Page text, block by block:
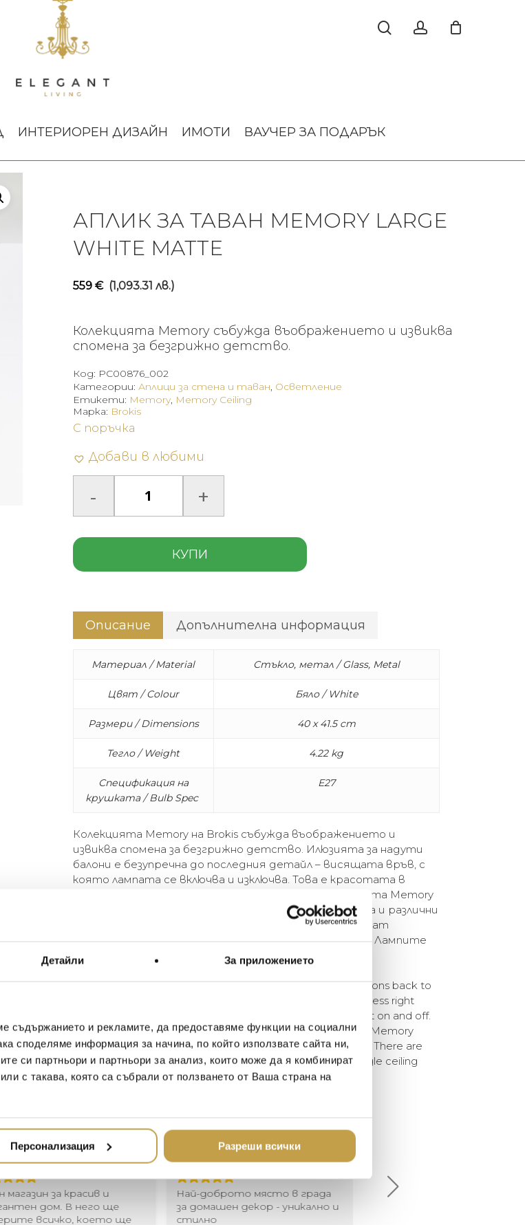
Детайли За приложението
съдържанието и рекламите, да предоставяме функции на социални
споделяме информация за начина, по който използвате сайта ни,
си партньори и партньори за анализ, които може да я комбинират
с такава, която са събрали от ползването от Ваша страна на
Персонализация Разреши всички
ИНТЕРИОРЕН ДИЗАЙН ИМОТИ ВАУЧЕР ЗА ПОДАРЪК
АПЛИК ЗА ТАВАН MEMORY LARGE
WHITE MATTE
559 € (1,093.31 лв.)
Колекцията Memory събужда въображението и извиква
спомена за безгрижно детство.
Код: PC00876_002
Категории: Аплици за стена и таван, Осветление
Етикети: Memory, Memory Ceiling
С поръчка
Добави в любими
КУПИ
Марка: Brokis
Описание Допълнителна информация
Материал / Material Стъкло, метал / Glass, Metal
Цвят / Colour Бяло / White
Размери / Dimensions 40 x 41.5 cm
Тегло / Weight 4.22 kg
Спецификация на
крушката / Bulb Spec
E27
Колекцията Memory на Brokis събужда въображението и
извиква спомена за безгрижно детство. Илюзията за надути
балони е безупречна до последния детайл – висящата връв, с
която лампата се включва и изключва. Това е красотата в
нейната най-проста и убедителна форма. Колекцията Memory
се състои от лампи за таван и стена в три размера и различни
цветове. Предлагат се и поставки, които позволяват
комбинирането на множество лампи на един таван. Лампите
Memory се предлагат без електрическа крушка.
The Memory collection awakens the imagination and beckons back to
a carefree childhood. The illusion of inflated balloons is flawless right
down to the dangling string, which serves to switch the light on and off.
This is beauty in its simplest and most persuasive form. The Memory
collection consists of ceiling and wall versions in three sizes. There are
also sets that allow multiple lights to be combined on a single ceiling
canopy. Memory are not supplied with a light source.
Иван Иванов
магазин за красив и
дом. В него ще
всичко, което ще
Ивелина Линковска
Най-доброто място в града
за домашен декор - уникално и
стилно
Хареса ми